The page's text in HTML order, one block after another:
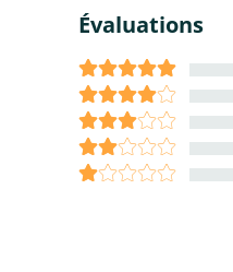
Évaluations